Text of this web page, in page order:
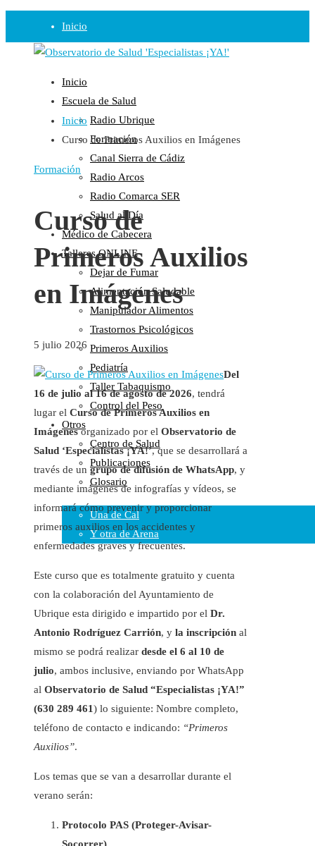
Inicio
Observatorio
Opinión
Radio
Guadalinfo Salud
Radio Guadalete
COPE Pontevedra
Salud en Radio Ubrique
Salud en Verano
Plataforma
Manifiestos
Comunicados
En nuestra Web
Colaboraciones
Cartas al Director
Medios de Comunicación
Otros
Vídeos
Audio
Cara Oscura Sanidad
Humor
Cal y Arena
Una de Cal
Y otra de Arena
Enlaces
Newsletter
Inicio
Escuela de Salud
Radio Ubrique
Formación
Canal Sierra de Cádiz
Radio Arcos
Radio Comarca SER
Salud al Día
Médico de Cabecera
Talleres ONLINE
Dejar de Fumar
Alimentación Saludable
Manipulador Alimentos
Trastornos Psicológicos
Primeros Auxilios
Pediatría
Taller Tabaquismo
Control del Peso
Otros
Centro de Salud
Publicaciones
Glosario
Inicio
Curso de Primeros Auxilios en Imágenes
Formación
Curso de
Primeros Auxilios
en Imágenes
5 julio 2026
Del
16 de julio al 16 de agosto de 2026, tendrá
lugar el Curso de Primeros Auxilios en
Imágenesorganizado por el Observatorio de
Salud ‘Especialistas ¡YA!’, que se desarrollará a
través de un grupo de difusión de WhatsApp, y
mediante imágenes de infografías y vídeos, se
informará cómo prevenir y proporcionar
primeros auxilios en los accidentes y
enfermedades graves y frecuentes.
Este curso que es totalmente gratuito y cuenta
con la colaboración del Ayuntamiento de
Ubrique esta dirigido e impartido por el Dr.
Antonio Rodríguez Carrión, y la inscripción al
mismo se podrá realizar desde el 6 al 10 de
julio, ambos inclusive, enviando por WhatsApp
al Observatorio de Salud “Especialistas ¡YA!”
(630 289 461) lo siguiente: Nombre completo,
teléfono de contacto e indicando: “Primeros
Auxilios”.
Los temas que se van a desarrollar durante el
verano serán:
Protocolo PAS (Proteger-Avisar-